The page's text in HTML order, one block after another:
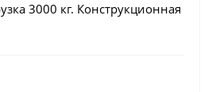
3000 кг. Конструкционная
в корпусе из нержавеющей